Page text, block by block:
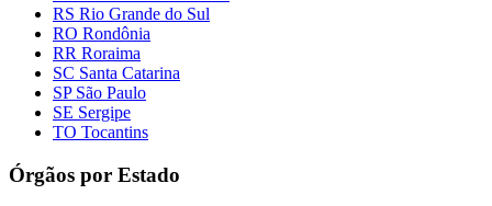
RS Rio Grande do Sul
RO Rondônia
RR Roraima
SC Santa Catarina
SP São Paulo
SE Sergipe
TO Tocantins
Órgãos por Estado